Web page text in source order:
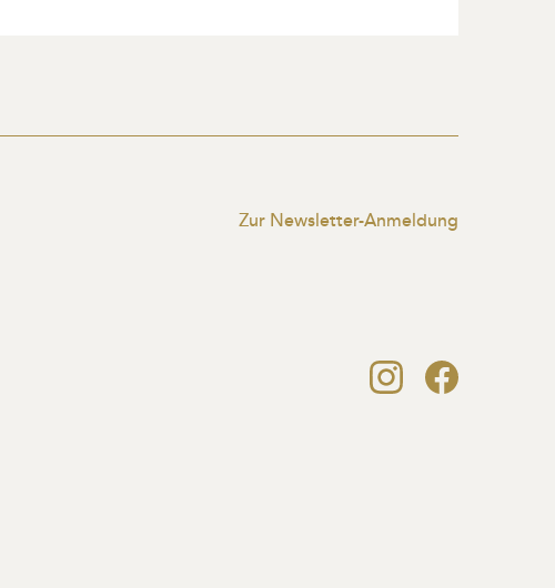
Zur Newsletter-Anmeldung